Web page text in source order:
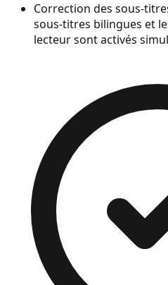
Correction des sous-
sous-titres bilingues et
lecteur sont activés